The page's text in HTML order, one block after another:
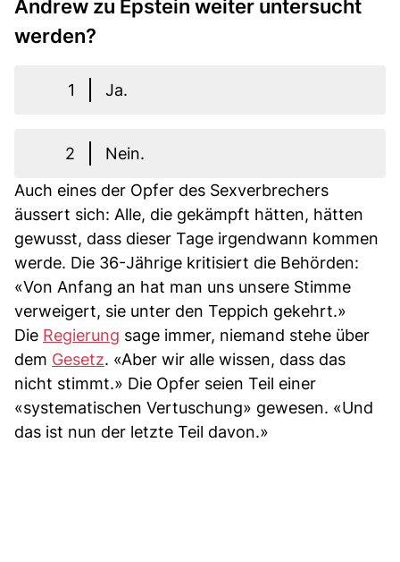
Andrew zu Epstein weiter untersucht
werden?
1 Ja.
2
Nein.
Auch eines der Opfer des Sexverbrechers
äussert sich: Alle, die gekämpft hätten, hätten
gewusst, dass dieser Tage irgendwann kommen
werde. Die 36-Jährige kritisiert die Behörden:
«Von Anfang an hat man uns unsere Stimme
verweigert, sie unter den Teppich gekehrt.»
Die Regierung sage immer, niemand stehe über
dem Gesetz. «Aber wir alle wissen, dass das
nicht stimmt.» Die Opfer seien Teil einer
«systematischen Vertuschung» gewesen. «Und
das ist nun der letzte Teil davon.»